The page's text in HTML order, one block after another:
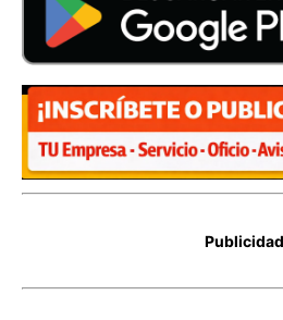
Publicidad